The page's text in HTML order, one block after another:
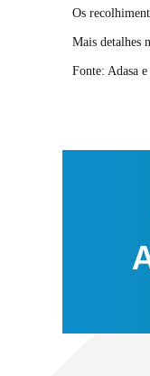
Os
Mais detalhes
Fonte: Adasa